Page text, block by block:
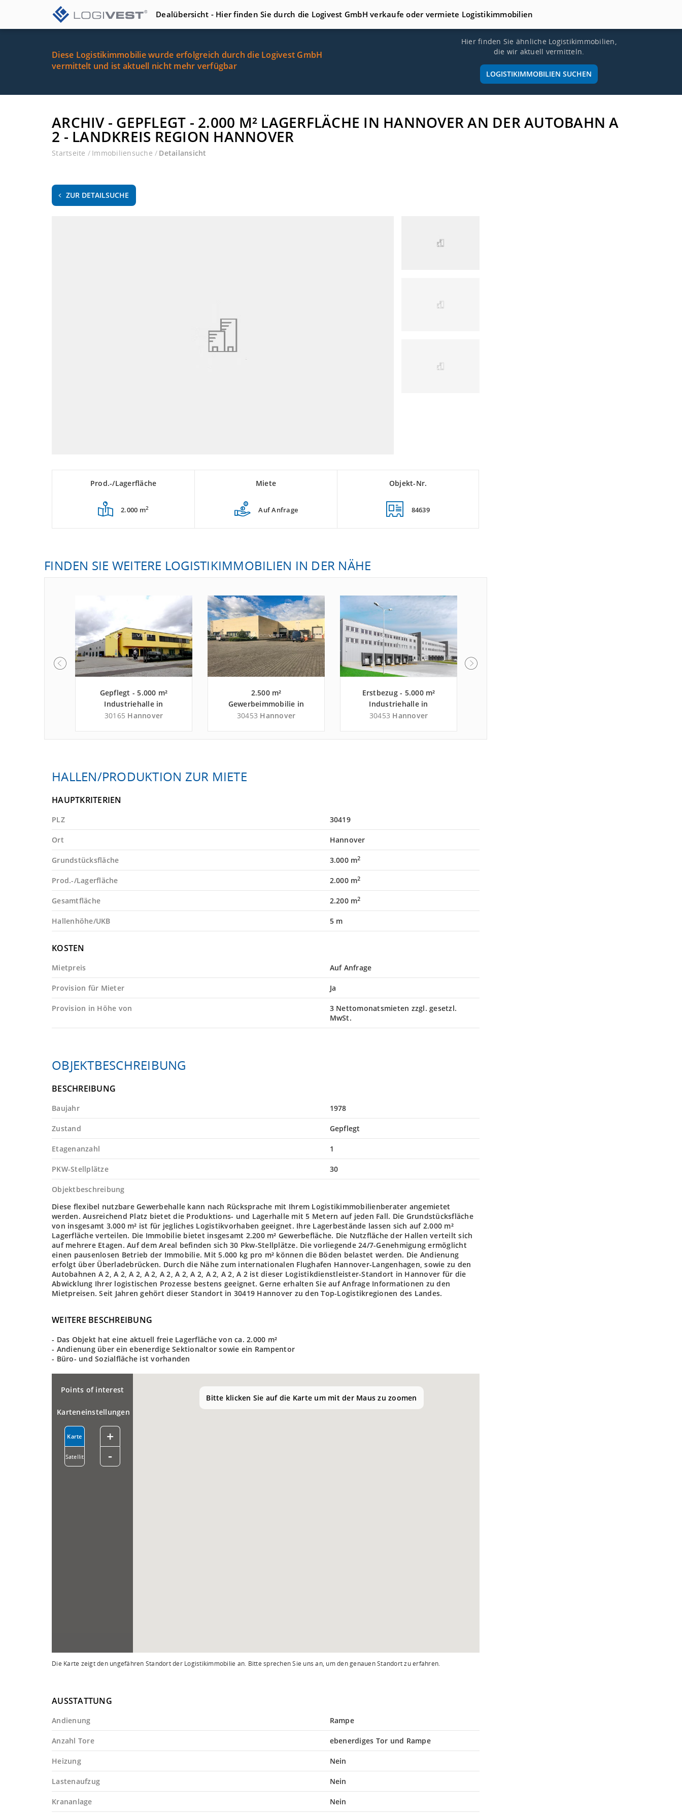
Dealübersicht - Hier finden Sie durch die Logivest GmbH verkaufe oder vermiete Logistikimmobilien
Diese Logistikimmobilie wurde erfolgreich durch die Logivest GmbH
vermittelt und ist aktuell nicht mehr verfügbar
Hier finden Sie ähnliche Logistikimmobilien,
die wir aktuell vermitteln.
LOGISTIKIMMOBILIEN SUCHEN
ARCHIV - GEPFLEGT - 2.000 M² LAGERFLÄCHE IN HANNOVER AN DER AUTOBAHN A
2 - LANDKREIS REGION HANNOVER
Startseite / Immobiliensuche / Detailansicht
ZUR DETAILSUCHE
Prod.-/Lagerfläche
2.000 m2
Miete
Auf Anfrage
Objekt-Nr.
84639
FINDEN SIE WEITERE LOGISTIKIMMOBILIEN IN DER NÄHE
Gepflegt - 5.000 m²
Industriehalle in
Hannover an der
Region Hannover
30165 Hannover
2.500 m²
Gewerbeimmobilie in
Hannover nahe Flughafen
Landkreis Region
30453 Hannover
Erstbezug - 5.000 m²
Industriehalle in
Hannover nahe Flughafen
Landkreis Region
30453 Hannover
HALLEN/PRODUKTION ZUR MIETE
HAUPTKRITERIEN
PLZ 30419
Ort Hannover
Grundstücksfläche 3.000 m2
Prod.-/Lagerfläche 2.000 m2
Gesamtfläche 2.200 m2
Hallenhöhe/UKB 5 m
KOSTEN
Mietpreis Auf Anfrage
Provision für Mieter Ja
Provision in Höhe von
3 Nettomonatsmieten zzgl. gesetzl.
MwSt.
OBJEKTBESCHREIBUNG
BESCHREIBUNG
Baujahr 1978
Zustand Gepflegt
Etagenanzahl 1
PKW-Stellplätze 30
Objektbeschreibung
Diese flexibel nutzbare Gewerbehalle kann nach Rücksprache mit Ihrem Logistikimmobilienberater angemietet
werden. Ausreichend Platz bietet die Produktions- und Lagerhalle mit 5 Metern auf jeden Fall. Die Grundstücksfläche
von insgesamt 3.000 m² ist für jegliches Logistikvorhaben geeignet. Ihre Lagerbestände lassen sich auf 2.000 m²
Lagerfläche verteilen. Die Immobilie bietet insgesamt 2.200 m² Gewerbefläche. Die Nutzfläche der Hallen verteilt sich
auf mehrere Etagen. Auf dem Areal befinden sich 30 Pkw-Stellplätze. Die vorliegende 24/7-Genehmigung ermöglicht
einen pausenlosen Betrieb der Immobilie. Mit 5.000 kg pro m² können die Böden belastet werden. Die Andienung
erfolgt über Überladebrücken. Durch die Nähe zum internationalen Flughafen Hannover-Langenhagen, sowie zu den
Autobahnen A 2, A 2, A 2, A 2, A 2, A 2, A 2, A 2, A 2, A 2 ist dieser Logistikdienstleister-Standort in Hannover für die
Abwicklung Ihrer logistischen Prozesse bestens geeignet. Gerne erhalten Sie auf Anfrage Informationen zu den
Mietpreisen. Seit Jahren gehört dieser Standort in 30419 Hannover zu den Top-Logistikregionen des Landes.
WEITERE BESCHREIBUNG
- Das Objekt hat eine aktuell freie Lagerfläche von ca. 2.000 m²
- Andienung über ein ebenerdige Sektionaltor sowie ein Rampentor
- Büro- und Sozialfläche ist vorhanden
Bitte klicken Sie auf die Karte um mit der Maus zu zoomen
Points of interest
Karteneinstellungen
Karte
Satellit
+
-
Die Karte zeigt den ungefähren Standort der Logistikimmobilie an. Bitte sprechen Sie uns an, um den genauen Standort zu erfahren.
AUSSTATTUNG
Andienung Rampe
Anzahl Tore ebenerdiges Tor und Rampe
Heizung Nein
Lastenaufzug Nein
Krananlage Nein